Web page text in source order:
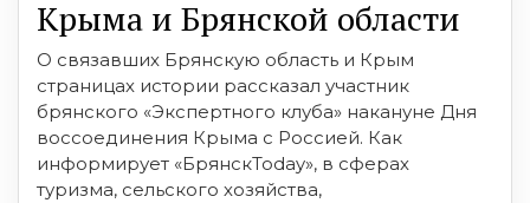
Крыма и Брянской области
О связавших Брянскую область и Крым
страницах истории рассказал участник
брянского «Экспертного клуба» накануне Дня
воссоединения Крыма с Россией. Как
информирует «БрянскToday», в сферах
туризма, сельского хозяйства,